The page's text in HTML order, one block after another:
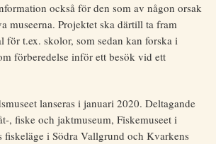
också för den som av någon orsak
museerna. Projektet ska därtill ta fram
för t.ex. skolor, som sedan kan forska i
förberedelse inför ett besök vid ett
lanseras i januari 2020. Deltagande
, fiske och jaktmuseum, Fiskemuseet i
fiskeläge i Södra Vallgrund och Kvarkens